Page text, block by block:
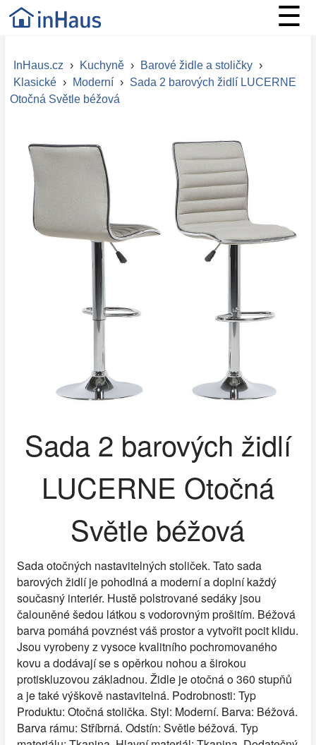
☰
InHaus.cz › Kuchyně › Barové židle a stoličky ›
Klasické › Moderní › Sada 2 barových židlí LUCERNE
Otočná Světle béžová
Sada 2 barových židlí
LUCERNE Otočná
Světle béžová
Sada otočných nastavitelných stoliček. Tato sada
barových židlí je pohodlná a moderní a doplní každý
současný interiér. Hustě polstrované sedáky jsou
čalouněné šedou látkou s vodorovným prošitím. Béžová
barva pomáhá povznést váš prostor a vytvořit pocit klidu.
Jsou vyrobeny z vysoce kvalitního pochromovaného
kovu a dodávají se s opěrkou nohou a širokou
protiskluzovou základnou. Židle je otočná o 360 stupňů
a je také výškově nastavitelná. Podrobnosti: Typ
Produktu: Otočná stolička. Styl: Moderní. Barva: Béžová.
Barva rámu: Stříbrná. Odstín: Světle béžová. Typ